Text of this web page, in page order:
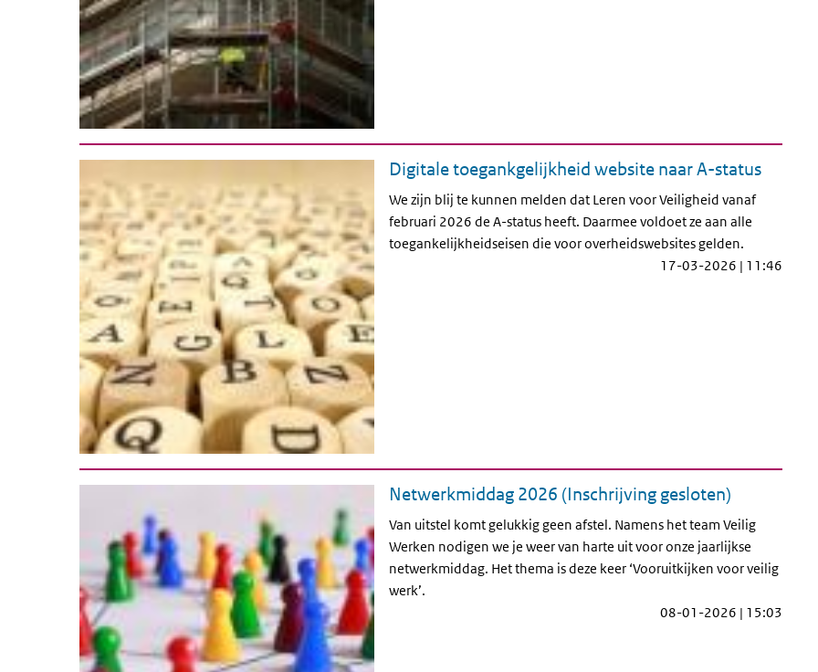
Digitale toegankgelijkheid website naar A-status
We zijn blij te kunnen melden dat Leren voor Veiligheid vanaf
februari 2026 de A-status heeft. Daarmee voldoet ze aan alle
toegankelijkheidseisen die voor overheidswebsites gelden.
17-03-2026 | 11:46
Netwerkmiddag 2026 (Inschrijving gesloten)
Van uitstel komt gelukkig geen afstel. Namens het team Veilig
Werken nodigen we je weer van harte uit voor onze jaarlijkse
netwerkmiddag. Het thema is deze keer ‘Vooruitkijken voor veilig
werk’.
08-01-2026 | 15:03